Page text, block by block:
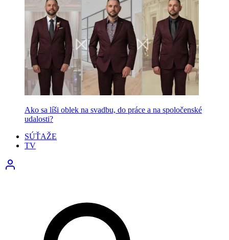
Ako sa líši oblek na svadbu, do práce a na spoločenské
udalosti?
SÚŤAŽE
TV